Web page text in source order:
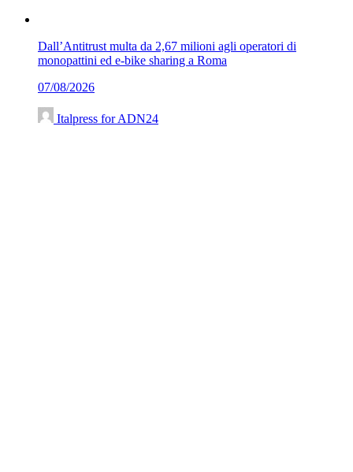
Dall’Antitrust multa da 2,67 milioni agli operatori di
monopattini ed e-bike sharing a Roma
07/08/2026
Italpress for ADN24